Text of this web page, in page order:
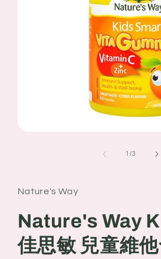
1 /of
3
Nature's Way
Nature's Way
佳思敏 兒童維